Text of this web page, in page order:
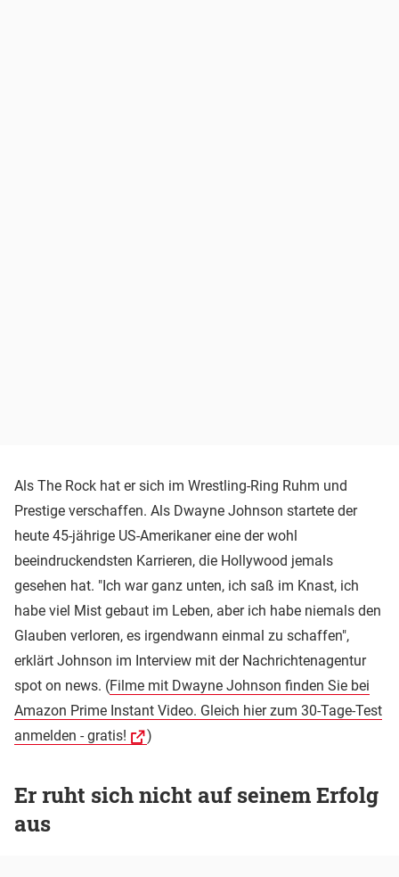
Als The Rock hat er sich im Wrestling-Ring Ruhm und
Prestige verschaffen. Als Dwayne Johnson startete der
heute 45-jährige US-Amerikaner eine der wohl
beeindruckendsten Karrieren, die Hollywood jemals
gesehen hat. "Ich war ganz unten, ich saß im Knast, ich
habe viel Mist gebaut im Leben, aber ich habe niemals den
Glauben verloren, es irgendwann einmal zu schaffen",
erklärt Johnson im Interview mit der Nachrichtenagentur
spot on news. (Filme mit Dwayne Johnson finden Sie bei
Amazon Prime Instant Video. Gleich hier zum 30-Tage-Test
anmelden - gratis!
)
Er ruht sich nicht auf seinem Erfolg
aus